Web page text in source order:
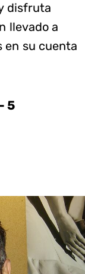
disfruta
llevado a
en su cuenta
5